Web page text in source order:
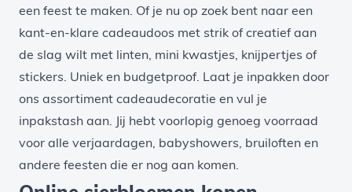
een feest te maken. Of je nu op zoek bent naar een
kant-en-klare cadeaudoos met strik of creatief aan
de slag wilt met linten, mini kwastjes, knijpertjes of
stickers. Uniek en budgetproof. Laat je inpakken door
ons assortiment cadeaudecoratie en vul je
inpakstash aan. Jij hebt voorlopig genoeg voorraad
voor alle verjaardagen, babyshowers, bruiloften en
andere feesten die er nog aan komen.